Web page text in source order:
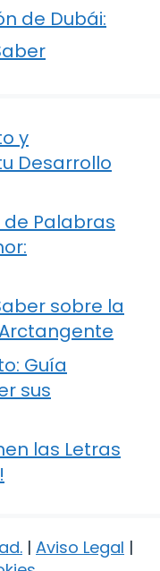
de Dubái:
y
Desarrollo
de Palabras
sobre la
Guía
sus
las Letras
. | Aviso Legal |